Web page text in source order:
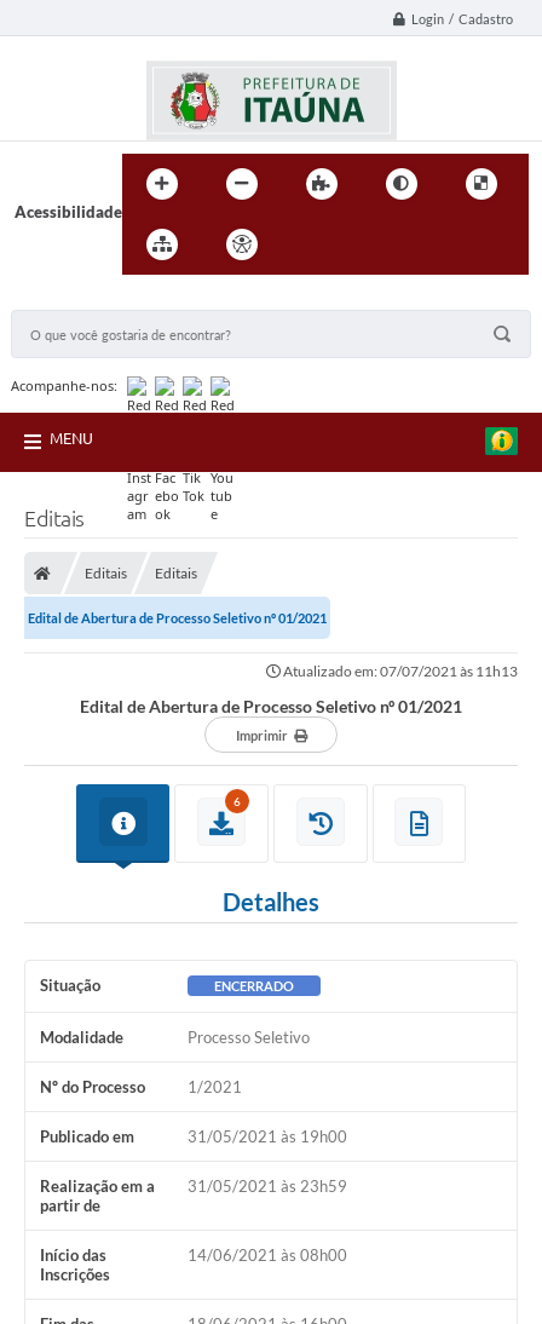
Login / Cadastro
Acessibilidade
Acompanhe-nos:
MENU
Editais
Editais Editais
Edital de Abertura de Processo Seletivo nº 01/2021
Atualizado em: 07/07/2021 às 11h13
Edital de Abertura de Processo Seletivo nº 01/2021
Imprimir
6
Detalhes
Situação ENCERRADO
Modalidade Processo Seletivo
Nº do Processo 1/2021
Publicado em 31/05/2021 às 19h00
Realização em a
partir de
31/05/2021 às 23h59
Início das
Inscrições
14/06/2021 às 08h00